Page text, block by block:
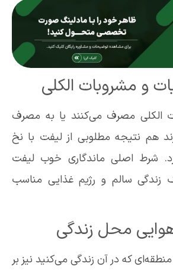
و مشروبات الکلی
الکلی مصرف می‌کنند یا به مصرف
هم نتیجه مطلوبی از لیفت با نخ
شرط اصلی ماندگاری خوب لیفت
سالم و رژیم غذایی مناسب
محل زندگی
که در‌ آن زندگی می‌کنید نیز بر